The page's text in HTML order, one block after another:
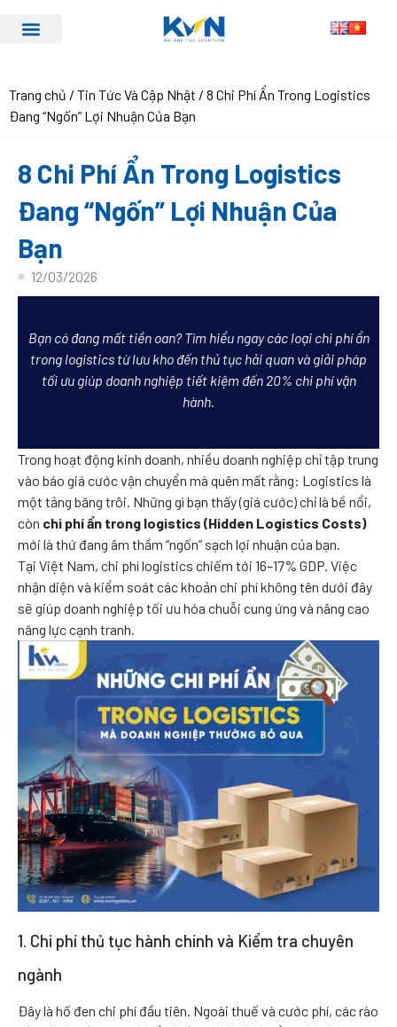
Trang chủ / Tin Tức Và Cập Nhật / 8 Chi Phí Ẩn Trong Logistics
Đang “Ngốn” Lợi Nhuận Của Bạn
8 Chi Phí Ẩn Trong Logistics
Đang “Ngốn” Lợi Nhuận Của
Bạn
12/03/2026
Bạn có đang mất tiền oan? Tìm hiểu ngay các loại chi phí ẩn
trong logistics từ lưu kho đến thủ tục hải quan và giải pháp
tối ưu giúp doanh nghiệp tiết kiệm đến 20% chi phí vận
hành.
Trong hoạt động kinh doanh, nhiều doanh nghiệp chỉ tập trung
vào báo giá cước vận chuyển mà quên mất rằng: Logistics là
một tảng băng trôi. Những gì bạn thấy (giá cước) chỉ là bề nổi,
còn chi phí ẩn trong logistics (Hidden Logistics Costs)
mới là thứ đang âm thầm “ngốn” sạch lợi nhuận của bạn.
Tại Việt Nam, chi phí logistics chiếm tới 16–17% GDP. Việc
nhận diện và kiểm soát các khoản chi phí không tên dưới đây
sẽ giúp doanh nghiệp tối ưu hóa chuỗi cung ứng và nâng cao
năng lực cạnh tranh.
1. Chi phí thủ tục hành chính và Kiểm tra chuyên
ngành
Đây là hố đen chi phí đầu tiên. Ngoài thuế và cước phí, các rào